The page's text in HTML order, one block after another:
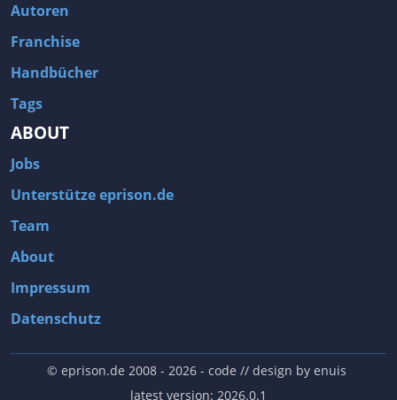
Autoren
Franchise
Handbücher
Tags
ABOUT
Jobs
Unterstütze eprison.de
Team
About
Impressum
Datenschutz
© eprison.de 2008 - 2026- code // design by enuis
latest version: 2026.0.1